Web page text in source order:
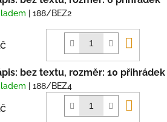
| 188/BEZ2
košíku
bez textu, rozměr: 10 přihrádek
| 188/BEZ4